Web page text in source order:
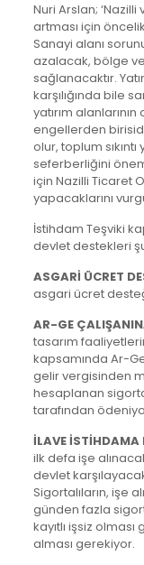
Nuri Arslan;
artması için
Sanayi alanı
azalacak, bölge
sağlanacaktır.
karşılığında bile
yatırım
engellerden
olur, toplum
seferberliğini
için Nazilli Ticaret
yapacaklarını
İstihdam Teşviki
devlet destekleri
ASGARİ ÜCRET
asgari ücret
AR-GE
tasarım
kapsamında Ar-
gelir vergisinden
hesaplanan
tarafından
İLAVE İSTİHDAMA
ilk defa işe
devlet
Sigortalıların, işe
günden fazla
kayıtlı işsiz
alması gerekiyor.